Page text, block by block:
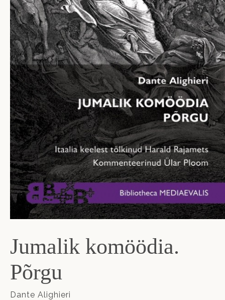
Jumalik komöödia.
Põrgu
Dante Alighieri